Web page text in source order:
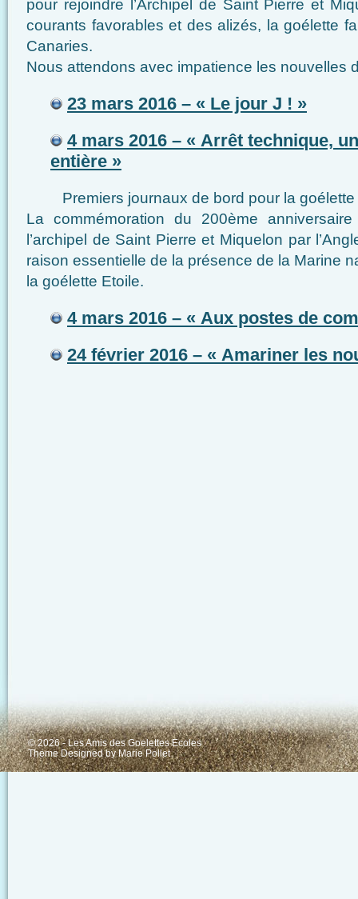
pour rejoindre l’Archipel de Saint Pierre et
courants favorables et des alizés, la goélette
Canaries.
Nous attendons avec impatience les nouvelles
23 mars 2016 – « Le jour J ! »
4 mars 2016 – « Arrêt technique,
entière »
Premiers journaux de bord pour la goélette
La commémoration du 200ème
l’archipel de Saint Pierre et Miquelon par
raison essentielle de la présence de la Marine
la goélette Etoile.
4 mars 2016 – « Aux postes de
24 février 2016 – « Amariner les
© 2026 - Les Amis des Goelettes Ecoles
Theme Designed byMarie Pollet